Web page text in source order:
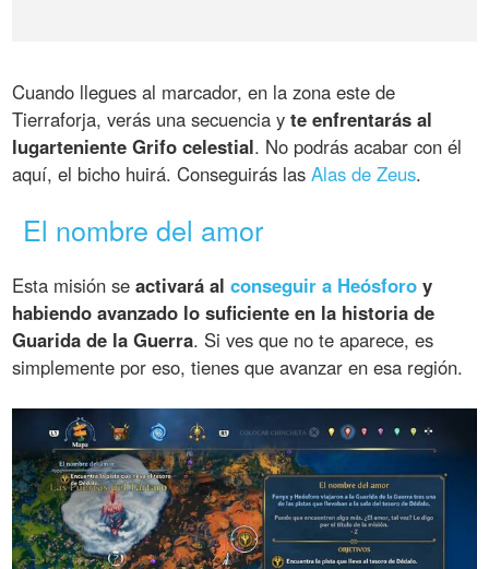
Cuando llegues al marcador, en la zona este de
Tierraforja, verás una secuencia yte enfrentarás al
lugarteniente Grifo celestial. No podrás acabar con él
aquí, el bicho huirá. Conseguirás lasAlas de Zeus.
El nombre del amor
Esta misión seactivará alconseguir a Heósforo y
habiendo avanzado lo suficiente en la historia de
Guarida de la Guerra. Si ves que no te aparece, es
simplemente por eso, tienes que avanzar en esa región.